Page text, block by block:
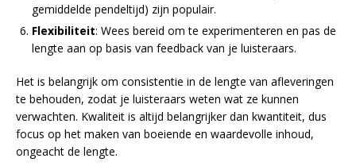
gemiddelde pendeltijd) zijn populair.
Flexibiliteit: Wees bereid om te experimenteren en pas de
lengte aan op basis van feedback van je luisteraars.
Het is belangrijk om consistentie in de lengte van afleveringen
te behouden, zodat je luisteraars weten wat ze kunnen
verwachten. Kwaliteit is altijd belangrijker dan kwantiteit, dus
focus op het maken van boeiende en waardevolle inhoud,
ongeacht de lengte.